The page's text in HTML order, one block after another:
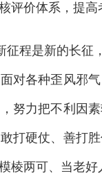
评价体系，提
征程是新的长征
对各种歪风邪
努力把不利因
打硬仗、善打
棱两可、当老